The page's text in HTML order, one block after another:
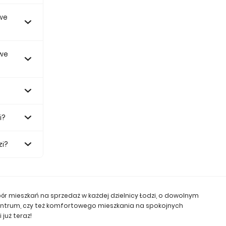
mieszkań na sprzedaż w każdej dzielnicy Łodzi, o dowolnym
czy też komfortowego mieszkania na spokojnych
już teraz!